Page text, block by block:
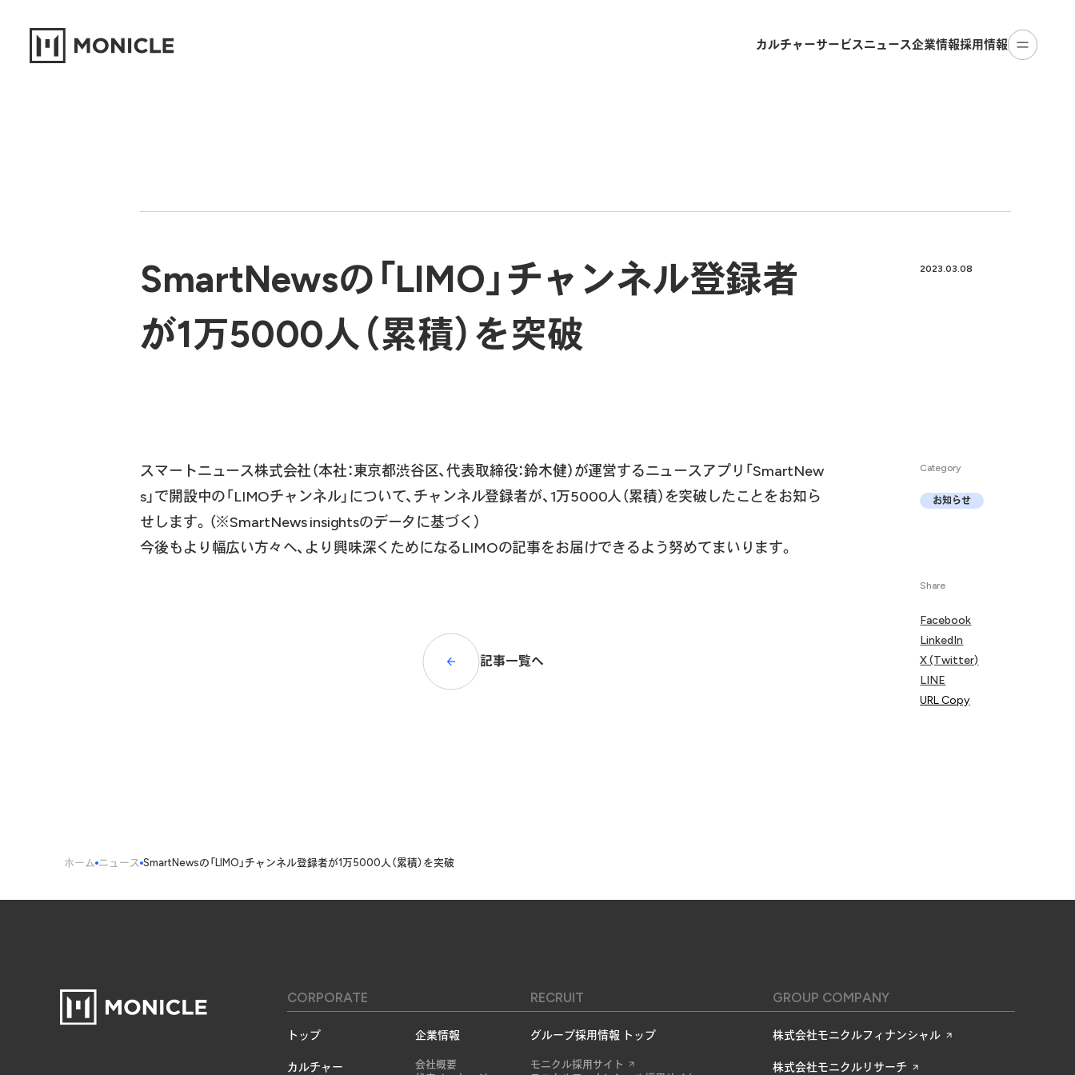
カルチャーサービスニュース企業情報採用情報
SmartNewsの「LIMO」チャンネル登録者
が1万5000人（累積）を突破
スマートニュース株式会社（本社：東京都渋谷区、代表取締役：鈴木健）が運営するニュースアプリ「SmartNew
s」で開設中の「LIMOチャンネル」について、チャンネル登録者が、1万5000人（累積）を突破したことをお知ら
せします。（※SmartNews insightsのデータに基づく）
今後もより幅広い方々へ、より興味深くためになるLIMOの記事をお届けできるよう努めてまいります。
記事一覧へ
2023.03.08
Category
お知らせ
Share
Facebook
LinkedIn
X (Twitter)
LINE
URL Copy
ホーム ニュース SmartNewsの「LIMO」チャンネル登録者が1万5000人（累積）を突破
CORPORATE
トップ
カルチャー
企業情報
会社概要
RECRUIT
グループ採用情報 トップ
モニクル採用サイト
GROUP COMPANY
株式会社モニクルフィナンシャル
株式会社モニクルリサーチ